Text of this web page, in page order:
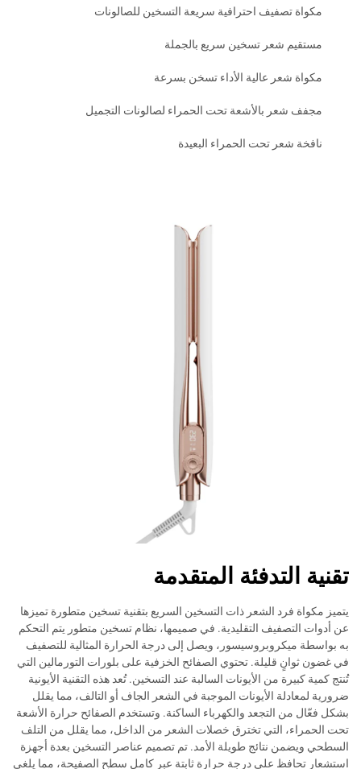
مكواة تصفيف احترافية سريعة التسخين للصالونات
مستقيم شعر تسخين سريع بالجملة
مكواة شعر عالية الأداء تسخن بسرعة
مجفف شعر بالأشعة تحت الحمراء لصالونات التجميل
نافخة شعر تحت الحمراء البعيدة
تقنية التدفئة المتقدمة
يتميز مكواة فرد الشعر ذات التسخين السريع بتقنية تسخين متطورة تميزها
عن أدوات التصفيف التقليدية. في صميمها، نظام تسخين متطور يتم التحكم
به بواسطة ميكروبروسيسور، ويصل إلى درجة الحرارة المثالية للتصفيف
في غضون ثوانٍ قليلة. تحتوي الصفائح الخزفية على بلورات التورمالين التي
تُنتج كمية كبيرة من الأيونات السالبة عند التسخين. تُعد هذه التقنية الأيونية
ضرورية لمعادلة الأيونات الموجبة في الشعر الجاف أو التالف، مما يقلل
بشكل فعّال من التجعد والكهرباء الساكنة. وتستخدم الصفائح حرارة الأشعة
تحت الحمراء، التي تخترق خصلات الشعر من الداخل، مما يقلل من التلف
السطحي ويضمن نتائج طويلة الأمد. تم تصميم عناصر التسخين بعدة أجهزة
استشعار تحافظ على درجة حرارة ثابتة عبر كامل سطح الصفيحة، مما يلغي